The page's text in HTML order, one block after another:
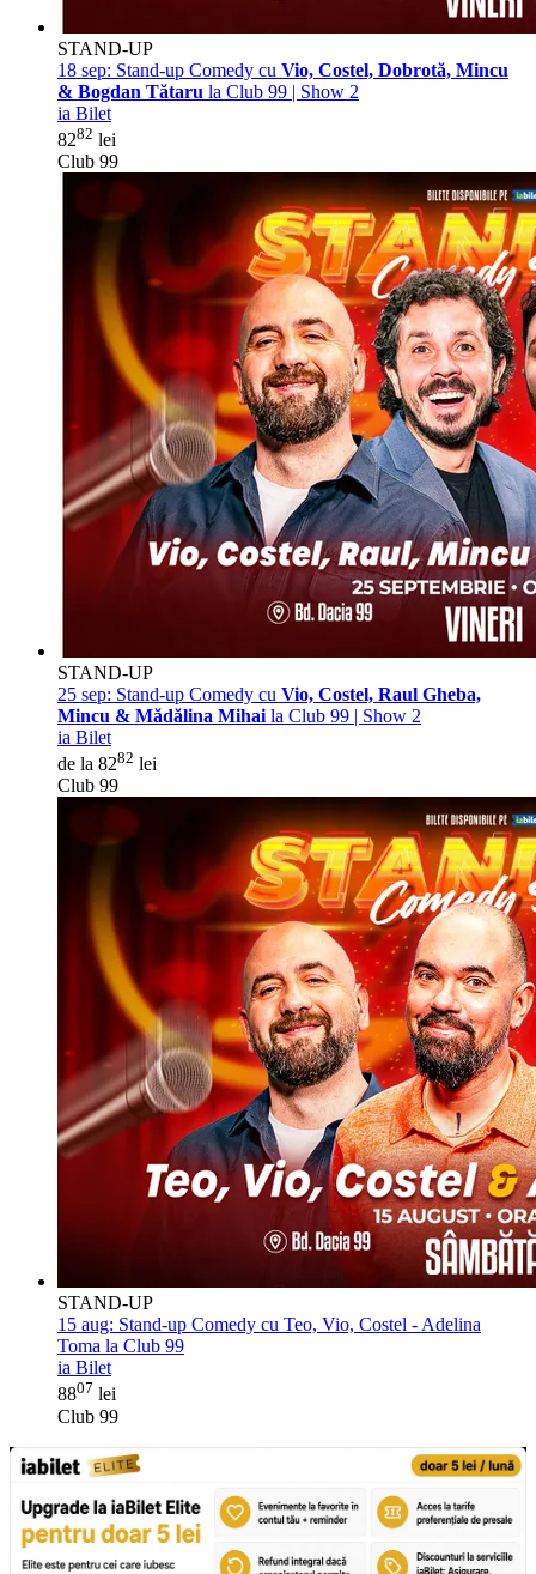
STAND-UP
18 sep: Stand-up Comedy cu Vio, Costel, Dobrotă, Mincu
& Bogdan Tătaru la Club 99 | Show 2
ia Bilet
8282 lei
Club 99
STAND-UP
25 sep: Stand-up Comedy cu Vio, Costel, Raul Gheba,
Mincu & Mădălina Mihai la Club 99 | Show 2
ia Bilet
de la 8282 lei
Club 99
STAND-UP
15 aug: Stand-up Comedy cu Teo, Vio, Costel - Adelina
Toma la Club 99
ia Bilet
8807 lei
Club 99